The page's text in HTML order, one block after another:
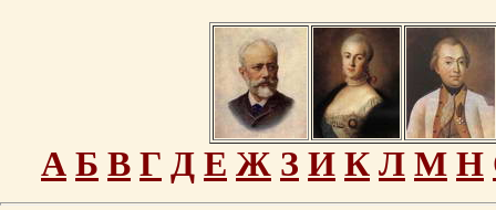
А Б В Г Д Е Ж З И К Л М Н